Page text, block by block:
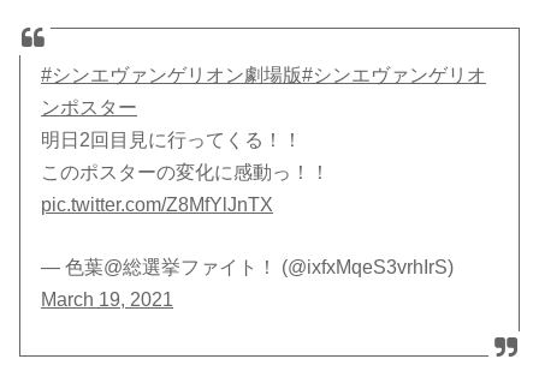
#シンエヴァンゲリオン劇場版#シンエヴァンゲリオ
ンポスター
明日2回目見に行ってくる！！
このポスターの変化に感動っ！！
pic.twitter.com/Z8MfYlJnTX
— 色葉@総選挙ファイト！ (@ixfxMqeS3vrhIrS)
March 19, 2021